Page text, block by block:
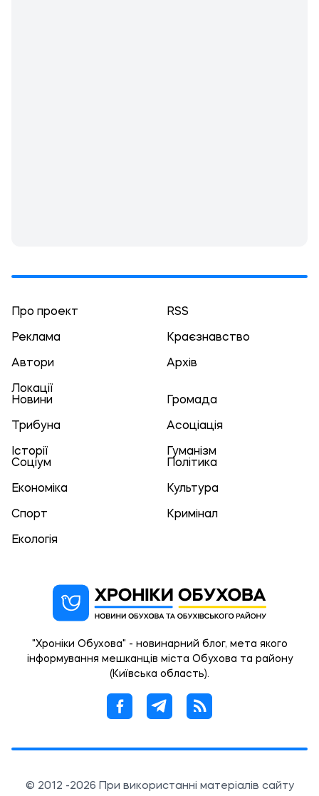
Про проект RSS
Реклама Краєзнавство
Автори Архів
Локації
Новини
Громада
Трибуна Асоціація
Історії
Гуманізм
Соціум
Політика
Економіка Культура
Спорт Кримінал
Екологія
"Хроніки Обухова" - новинарний блог, мета якого
інформування мешканців міста Обухова та району
(Київська область).
© 2012 -2026 При використанні матеріалів сайту